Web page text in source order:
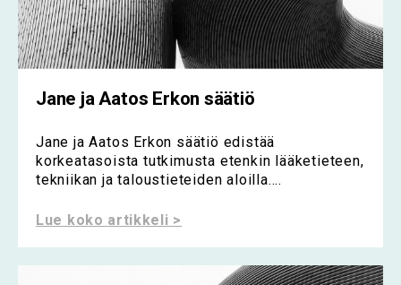
Jane ja Aatos Erkon säätiö
Jane ja Aatos Erkon säätiö edistää
korkeatasoista tutkimusta etenkin lääketieteen,
tekniikan ja taloustieteiden aloilla....
Lue koko artikkeli >